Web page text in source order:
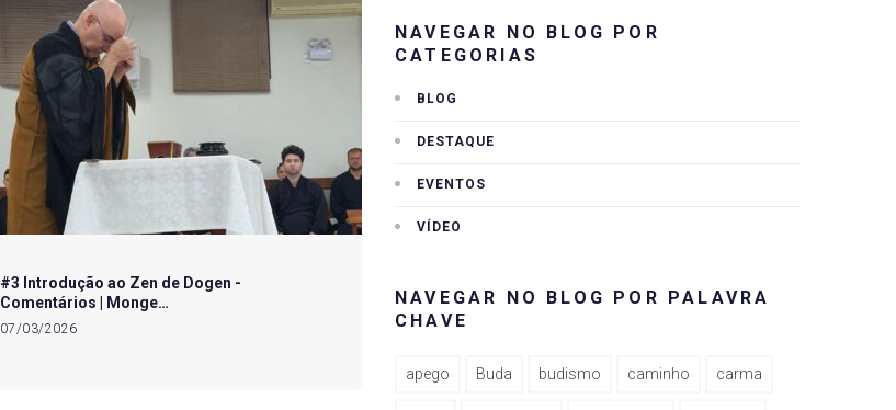
#3 Introdução ao Zen de Dogen -
Comentários | Monge…
07/03/2026
NAVEGAR NO BLOG POR
CATEGORIAS
BLOG
DESTAQUE
EVENTOS
VÍDEO
NAVEGAR NO BLOG POR PALAVRA
CHAVE
apego Buda budismo caminho carma